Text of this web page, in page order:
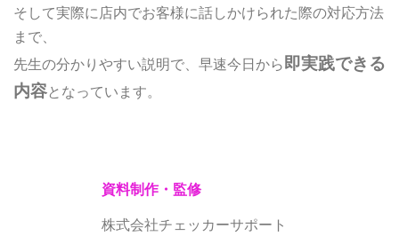
そして実際に店内でお客様に話しかけられた際の対応方法
まで、
先生の分かりやすい説明で、早速今日から即実践できる
内容となっています。
資料制作・監修
株式会社チェッカーサポート